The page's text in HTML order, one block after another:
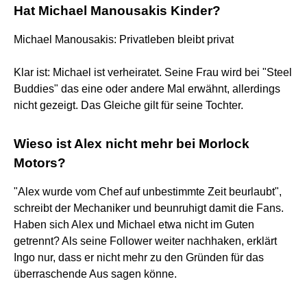
Hat Michael Manousakis Kinder?
Michael Manousakis: Privatleben bleibt privat
Klar ist: Michael ist verheiratet. Seine Frau wird bei "Steel
Buddies" das eine oder andere Mal erwähnt, allerdings
nicht gezeigt. Das Gleiche gilt für seine Tochter.
Wieso ist Alex nicht mehr bei Morlock
Motors?
"Alex wurde vom Chef auf unbestimmte Zeit beurlaubt",
schreibt der Mechaniker und beunruhigt damit die Fans.
Haben sich Alex und Michael etwa nicht im Guten
getrennt? Als seine Follower weiter nachhaken, erklärt
Ingo nur, dass er nicht mehr zu den Gründen für das
überraschende Aus sagen könne.